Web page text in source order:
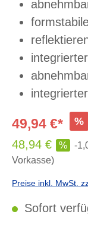
49,94 €* %
48,94 € %
-
Vorkasse)
Preise inkl. MwSt.
Sofort